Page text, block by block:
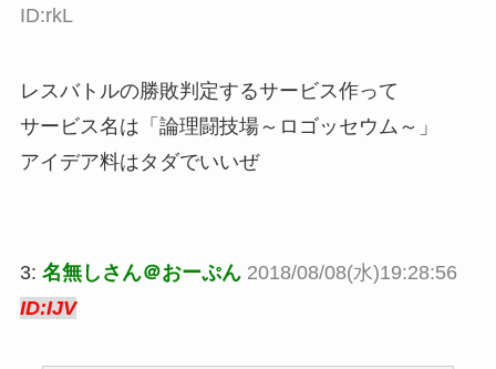
ID:rkL
レスバトルの勝敗判定するサービス作って
サービス名は「論理闘技場～ロゴッセウム～」
アイデア料はタダでいいぜ
3: 名無しさん＠おーぷん 2018/08/08(水)19:28:56
ID:IJV